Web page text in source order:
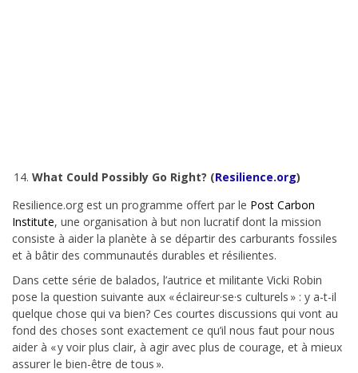
What Could Possibly Go Right? (Resilience.org)
Resilience.org est un programme offert par le Post Carbon
Institute, une organisation à but non lucratif dont la mission
consiste à aider la planète à se départir des carburants fossiles
et à bâtir des communautés durables et résilientes.
Dans cette série de balados, l’autrice et militante Vicki Robin
pose la question suivante aux « éclaireur·se·s culturels » : y a-t-il
quelque chose qui va bien? Ces courtes discussions qui vont au
fond des choses sont exactement ce qu’il nous faut pour nous
aider à « y voir plus clair, à agir avec plus de courage, et à mieux
assurer le bien-être de tous ».